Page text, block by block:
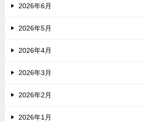
2026年6月
2026年5月
2026年4月
2026年3月
2026年2月
2026年1月